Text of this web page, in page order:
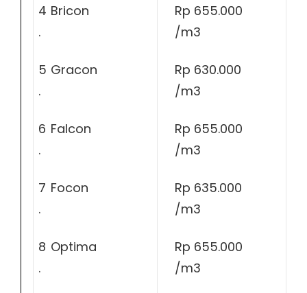
4
.
Bricon
Rp 655.000
/m3
5
.
Gracon
Rp 630.000
/m3
6
.
Falcon
Rp 655.000
/m3
7
.
Focon
Rp 635.000
/m3
8
.
Optima
Rp 655.000
/m3